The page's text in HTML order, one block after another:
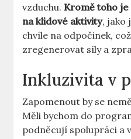
vzduchu.Kromě toho
na klidové aktivity, jako
chvíle na odpočinek,
zregenerovat síly a
Inkluzivita v
Zapomenout by se
Měli bychom do
podněcují spolupráci a